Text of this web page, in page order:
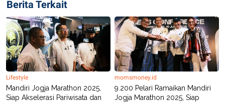
Berita Terkait
Lifestyle
Mandiri Jogja Marathon 2025,
Siap Akselerasi Pariwisata dan
momsmoney.id
9.200 Pelari Ramaikan Mandiri
Jogja Marathon 2025, Siap